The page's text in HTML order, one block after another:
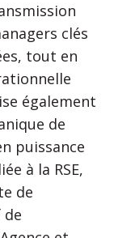
clés
tout en
également
de
puissance
à la RSE,
de
de